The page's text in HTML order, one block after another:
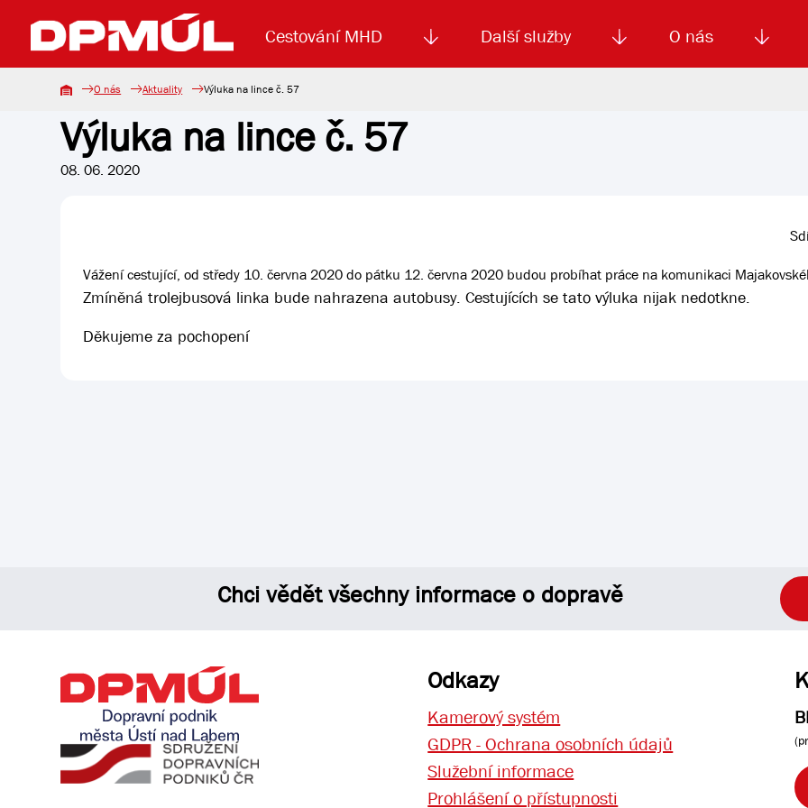
Cestování MHD
Uzavření mostu Dr. E. Beneše Koupit jízdenku
Další služby
Lanová dráha Reklama
O nás
Základní údaje Aktuality
O nás Aktuality Výluka na lince č. 57
Výluka na lince č. 57
08. 06. 2020
Vážení cestující, od středy 10. června 2020 do pátku 12. června 2020 budou probíhat práce na komunikaci
Zmíněná trolejbusová linka bude nahrazena autobusy. Cestujících se tato výluka nijak nedotkne.
Děkujeme za pochopení
Chci vědět všechny informace o dopravě
Odkazy
Kamerový systém
GDPR - Ochrana osobních údajů
Služební informace
Prohlášení o přístupnosti